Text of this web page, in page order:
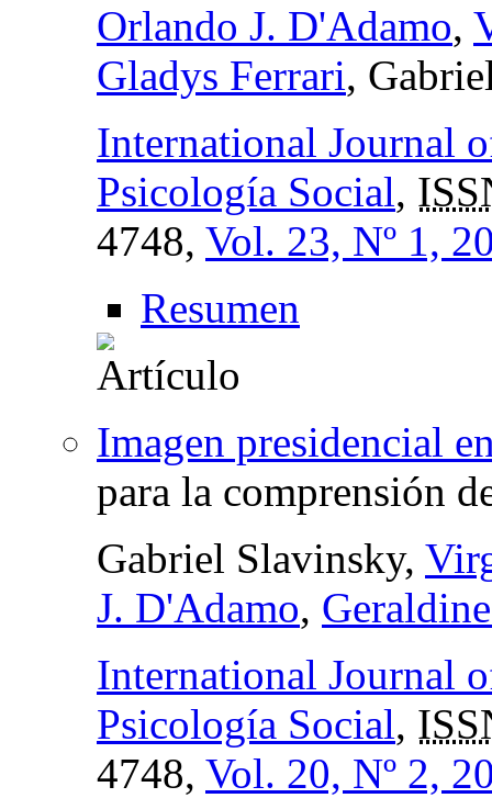
Orlando J. D'Adamo,
Gladys Ferrari,
International Journal
Psicología Social,
4748, Vol. 23, Nº 1,
Resumen
Imagen presidencial
para la comprensión
Gabriel Slavinsky,
J. D'Adamo,
International Journal
Psicología Social,
4748, Vol. 20, Nº 2,